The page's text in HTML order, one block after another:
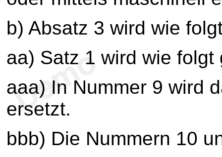
b) Absatz 3 wird wie
aa) Satz 1 wird wie folgt
aaa) In Nummer 9 wird
ersetzt.
bbb) Die Nummern 10